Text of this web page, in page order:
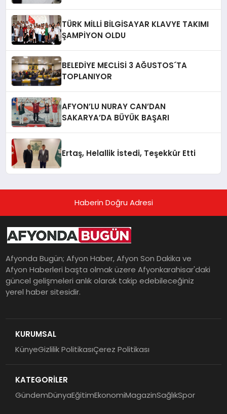
TÜRK MİLLİ BİLGİSAYAR KLAVYE TAKIMI
ŞAMPİYON OLDU
BELEDİYE MECLİSİ 3 AĞUSTOS´TA
TOPLANIYOR
AFYON’LU NURAY CAN’DAN
SAKARYA’DA BÜYÜK BAŞARI
Ertaş, Helallik İstedi, Teşekkür Etti
Haberin Doğru Adresi
Afyonda Bugün; Afyon Haber, Afyon Son Dakika ve
Afyon Haberleri başta olmak üzere Afyonkarahisar'daki
güncel gelişmeleri anlık olarak takip edebileceğiniz
yerel haber sitesidir.
KURUMSAL
KünyeGizlilik PolitikasıÇerez Politikası
KATEGORİLER
GündemDünyaEğitimEkonomiMagazinSağlıkSpor